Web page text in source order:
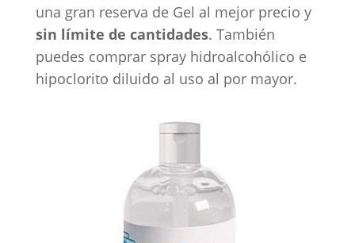
una gran reserva de Gel al mejor precio y
sin límite de cantidades. También
puedes comprar spray hidroalcohólico e
hipoclorito diluido al uso al por mayor.